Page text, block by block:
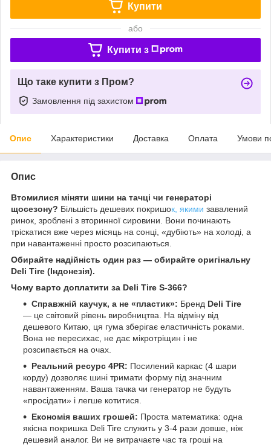
Купити
або
Купити з
Що таке купити з Пром?
Замовлення під захистом
Опис Характеристики Доставка Оплата Умови
Опис
Втомилися міняти шини на тачці чи генераторі
щосезону? Більшість дешевих покришок, якими завалений
ринок, зроблені з вторинної сировини. Вони починають
тріскатися вже через місяць на сонці, «дубіють» на холоді, а
при навантаженні просто розсипаються.
Обирайте надійність один раз — обирайте оригінальну
Deli Tire (Індонезія).
Чому варто доплатити за Deli Tire S-366?
Справжній каучук, а не «пластик»: Бренд Deli Tire
— це світовий рівень виробництва. На відміну від
дешевого Китаю, ця гума зберігає еластичність роками.
Вона не пересихає, не дає мікротріщин і не
розсипається на очах.
Реальний ресурс 4PR: Посилений каркас (4 шари
корду) дозволяє шині тримати форму під значним
навантаженням. Ваша тачка чи генератор не будуть
«просідати» і легше котитися.
Економія ваших грошей: Проста математика: одна
якісна покришка Deli Tire служить у 3-4 рази довше, ніж
дешевий аналог. Ви не витрачаєте час та гроші на